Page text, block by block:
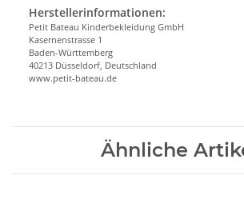
Herstellerinformationen:
Petit Bateau Kinderbekleidung GmbH
Kasernenstrasse 1
Baden-Württemberg
40213 Düsseldorf, Deutschland
www.petit-bateau.de
Ähnliche